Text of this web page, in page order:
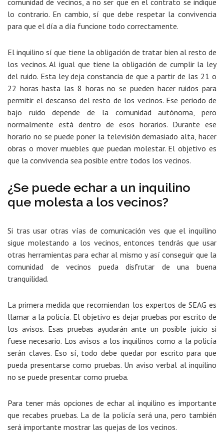
comunidad de vecinos, a no ser que en el contrato se indique
lo contrario. En cambio, sí quedebe respetar la convivencia
para que el día a día funcione todo correctamente.
El inquilino sí que tiene la obligación de tratar bien al resto de
los vecinos. Al igual que tiene la obligación de cumplir la ley
del ruido. Esta ley deja constancia de que a partir de las 21 o
22 horas hasta las 8 horas no se pueden hacer ruidos para
permitir el descanso del resto de los vecinos. Ese periodo de
bajo ruido depende de la comunidad autónoma, pero
normalmente está dentro de esos horarios. Durante ese
horario no se puede poner la televisión demasiado alta, hacer
obras o mover muebles que puedan molestar. El objetivo es
que la convivencia sea posible entre todos los vecinos.
¿Se puede echar a un inquilino
que molesta a los vecinos?
Si tras usar otras vías de comunicación ves que el inquilino
sigue molestando a los vecinos, entonces tendrás que usar
otras herramientas para echar al mismo y así conseguir que la
comunidad de vecinos pueda disfrutar de una buena
tranquilidad.
La primera medida que recomiendan los expertos de SEAG es
llamar a la policía. El objetivo es dejar pruebas por escrito de
los avisos. Esas pruebas ayudarán ante un posible juicio si
fuese necesario. Los avisos a los inquilinos como a la policía
serán claves. Eso sí, todo debe quedar por escrito para que
pueda presentarse como pruebas. Un aviso verbal al inquilino
no se puede presentar como prueba.
Para tener más opciones de echar al inquilino es importante
que recabes pruebas. La de la policía será una, pero también
será importante mostrar las quejas de los vecinos.